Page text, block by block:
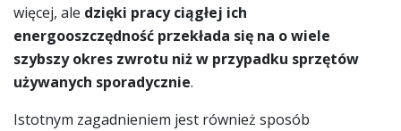
więcej, ale dzięki pracy ciągłej ich
energooszczędność przekłada się na o wiele
szybszy okres zwrotu niż w przypadku sprzętów
używanych sporadycznie.
Istotnym zagadnieniem jest również sposób